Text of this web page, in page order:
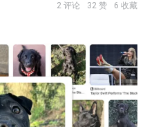
2 评论 32 赞 6 收藏